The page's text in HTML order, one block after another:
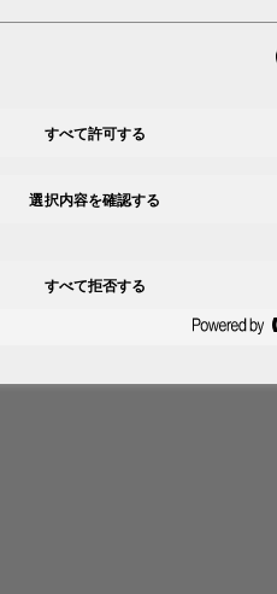
すべて許可する
すべて拒否する
選択内容を確認する